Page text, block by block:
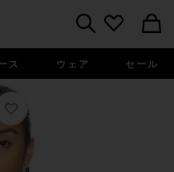
ス ウェア セール
お気に入り TOP トップ